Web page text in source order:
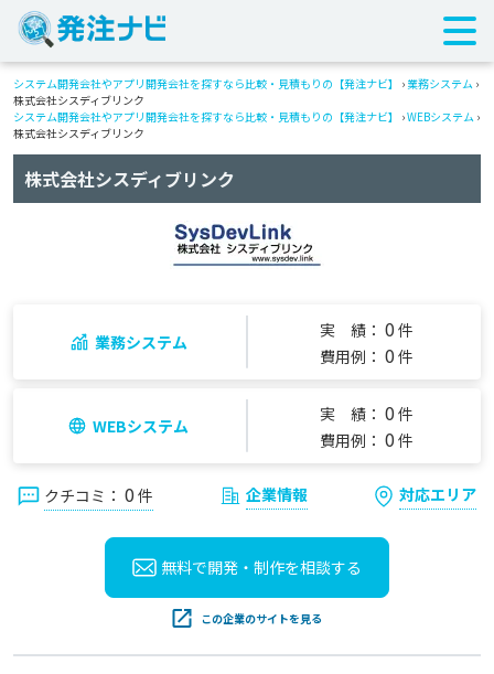
システム開発会社やアプリ開発会社を探すなら比較・見積もりの【発注ナビ】 › 業務システム ›
株式会社シスディブリンク
システム開発会社やアプリ開発会社を探すなら比較・見積もりの【発注ナビ】
›WEBシステム ›
株式会社シスディブリンク
株式会社シスディブリンク
業務システム
実 績： 0 件
費用例： 0 件
WEBシステム
実 績： 0 件
費用例： 0 件
クチコミ： 0 件 企業情報 対応エリア
無料で開発・制作を相談する
この企業のサイトを見る